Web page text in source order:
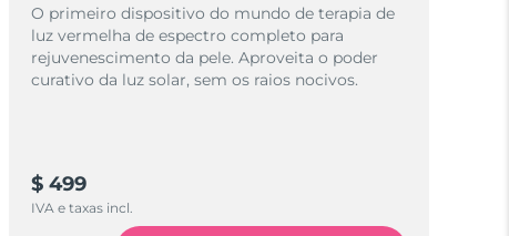
O primeiro dispositivo do mundo de terapia de
luz vermelha de espectro completo para
rejuvenescimento da pele. Aproveita o poder
curativo da luz solar, sem os raios nocivos.
$ 499
IVA e taxas incl.